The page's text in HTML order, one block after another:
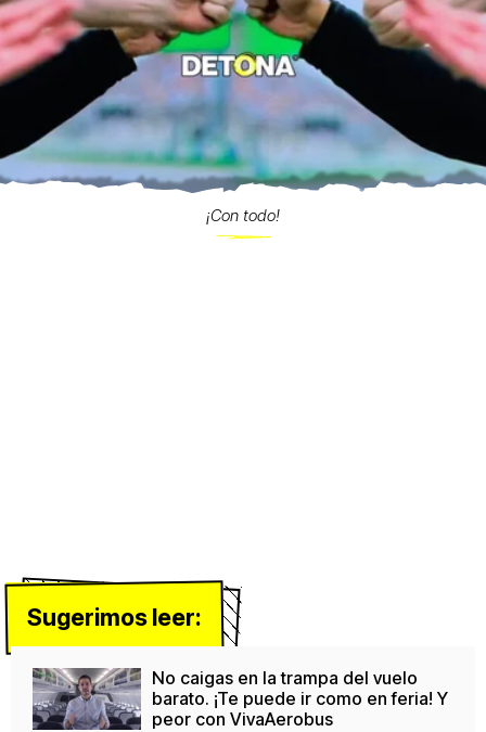
¡Con todo!
Sugerimos leer:
No caigas en la trampa del vuelo
barato. ¡Te puede ir como en feria! Y
peor con VivaAerobus